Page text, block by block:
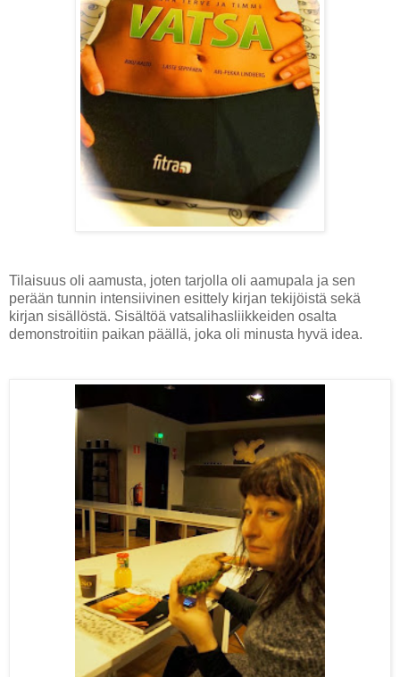
Tilaisuus oli aamusta, joten tarjolla oli aamupala ja sen
perään tunnin intensiivinen esittely kirjan tekijöistä sekä
kirjan sisällöstä. Sisältöä vatsalihasliikkeiden osalta
demonstroitiin paikan päällä, joka oli minusta hyvä idea.